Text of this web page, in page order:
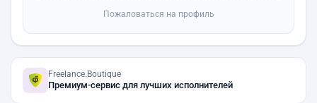
Пожаловаться на профиль
Freelance.Boutique
Премиум-сервис для лучших исполнителей